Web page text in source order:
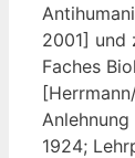
2001] und
Faches
1924;